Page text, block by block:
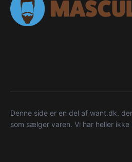
Denne side er en del af want.dk,
som sælger varen. Vi har heller ikke